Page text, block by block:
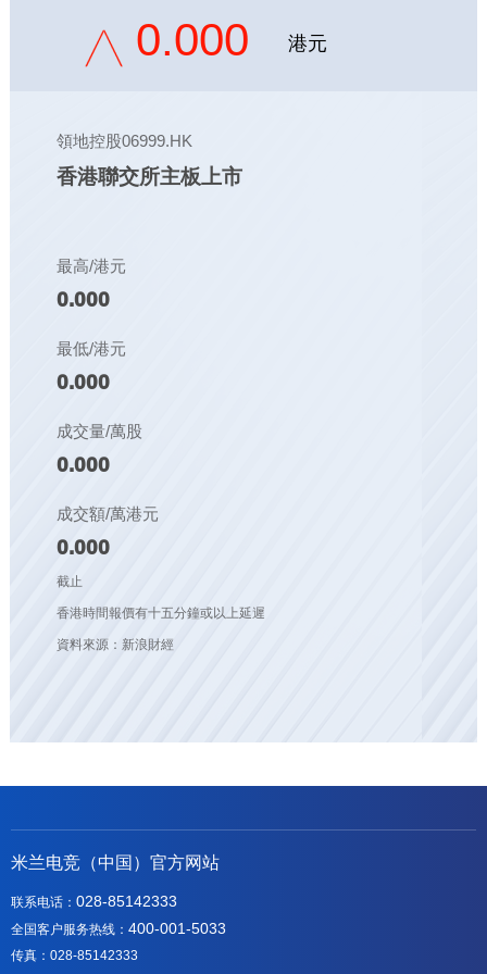
0.000 港元
領地控股06999.HK
香港聯交所主板上市
最高/港元
0.000
最低/港元
0.000
成交量/萬股
0.000
成交額/萬港元
0.000
截止
香港時間報價有十五分鐘或以上延遲
資料來源：新浪財經
米兰电竞（中国）官方网站
联系电话： 028-85142333
全国客户服务热线： 400-001-5033
传真：028-85142333